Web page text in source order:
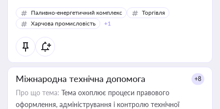
Паливно-енергетичний комплекс
Торгівля
Харчова промисловість
+1
Міжнародна технічна допомога +8
Про що тема: Тема охоплює процеси правового
оформлення, адміністрування і контролю технічної